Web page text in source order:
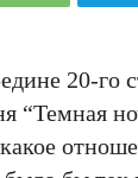
20-
“Темная